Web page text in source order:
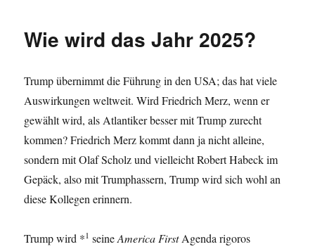
Wie wird das Jahr 2025?
Trump übernimmt die Führung in den USA; das hat viele
Auswirkungen weltweit. Wird Friedrich Merz, wenn er
gewählt wird, als Atlantiker besser mit Trump zurecht
kommen? Friedrich Merz kommt dann ja nicht alleine,
sondern mit Olaf Scholz und vielleicht Robert Habeck im
Gepäck, also mit Trumphassern, Trump wird sich wohl an
diese Kollegen erinnern.
Trump wird *1 seineAmerica FirstAgenda rigoros